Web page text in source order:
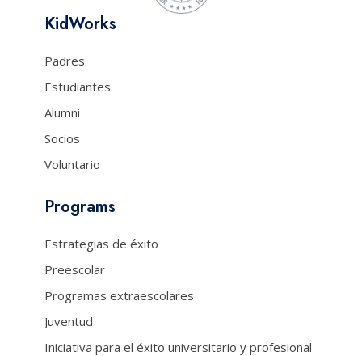
KidWorks
Padres
Estudiantes
Alumni
Socios
Voluntario
Programs
Estrategias de éxito
Preescolar
Programas extraescolares
Juventud
Iniciativa para el éxito universitario y profesional